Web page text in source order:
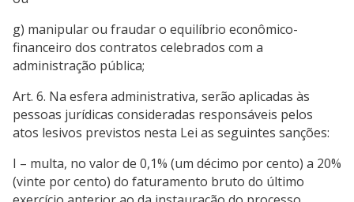
g) manipular ou fraudar o equilíbrio econômico-
financeiro dos contratos celebrados com a
administração pública;
Art. 6. Na esfera administrativa, serão aplicadas às
pessoas jurídicas consideradas responsáveis pelos
atos lesivos previstos nesta Lei as seguintes sanções:
I – multa, no valor de 0,1% (um décimo por cento) a 20%
(vinte por cento) do faturamento bruto do último